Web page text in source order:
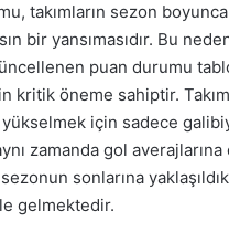
takımların sezon
bir yansımasıdır. Bu
puan durumu
kritik öneme sahiptir.
için sadece
zamanda gol
sonlarına
gelmektedir.